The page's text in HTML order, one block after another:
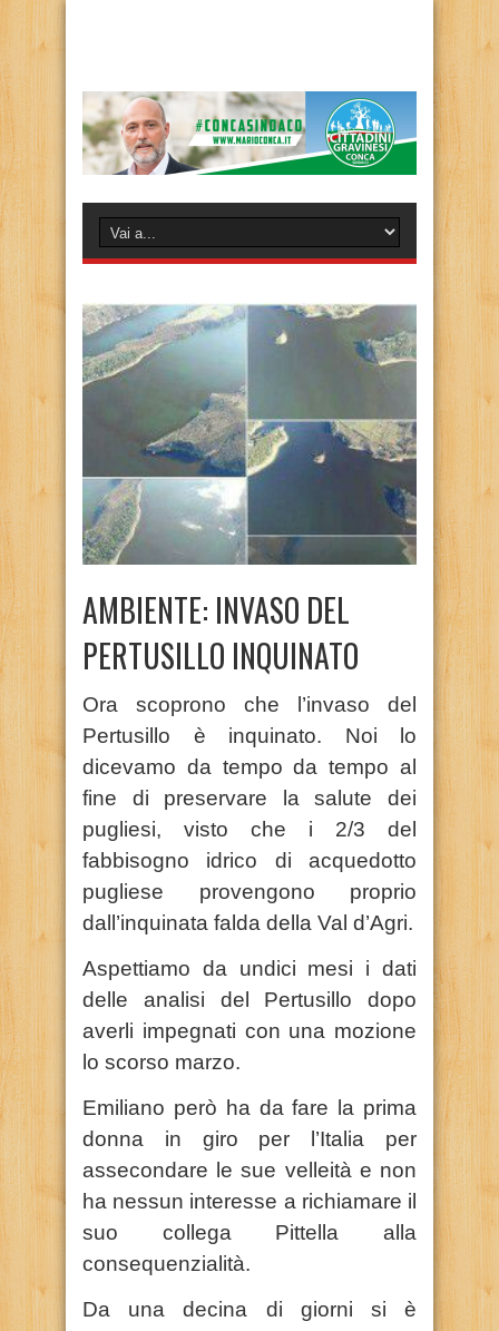
AMBIENTE: INVASO DEL
PERTUSILLO INQUINATO
Ora scoprono che l’invaso del
Pertusillo è inquinato. Noi lo
dicevamo da tempo da tempo al
fine di preservare la salute dei
pugliesi, visto che i 2/3 del
fabbisogno idrico di acquedotto
pugliese provengono proprio
dall’inquinata falda della Val d’Agri.
Aspettiamo da undici mesi i dati
delle analisi del Pertusillo dopo
averli impegnati con una mozione
lo scorso marzo.
Emiliano però ha da fare la prima
donna in giro per l’Italia per
assecondare le sue velleità e non
ha nessun interesse a richiamare il
suo collega Pittella alla
consequenzialità.
Da una decina di giorni si è